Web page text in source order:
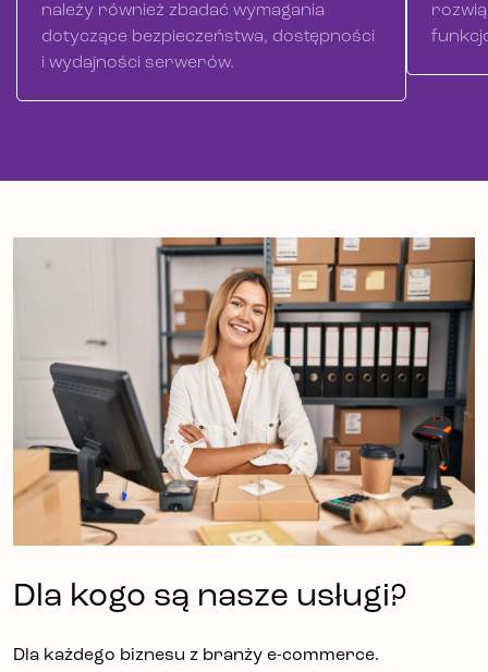
należy również zbadać wymagania
dotyczące bezpieczeństwa, dostępności
i wydajności serwerów.
Dla kogo są nasze usługi?
Dla każdego biznesu z branży e-commerce.